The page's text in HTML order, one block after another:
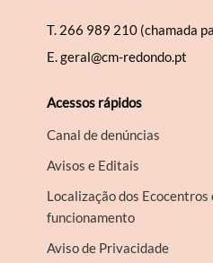
T. 266 989 210 (chamada
E.geral@cm-redondo.pt
Acessos rápidos
Canal de denúncias
Avisos e Editais
Localização dos Ecocentros
funcionamento
Aviso de Privacidade